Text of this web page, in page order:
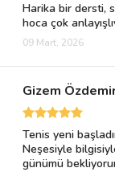
Harika bir dersti,
hoca çok
09 Mart, 2026
Gizem
Tenis yeni
Neşesiyle
günümü